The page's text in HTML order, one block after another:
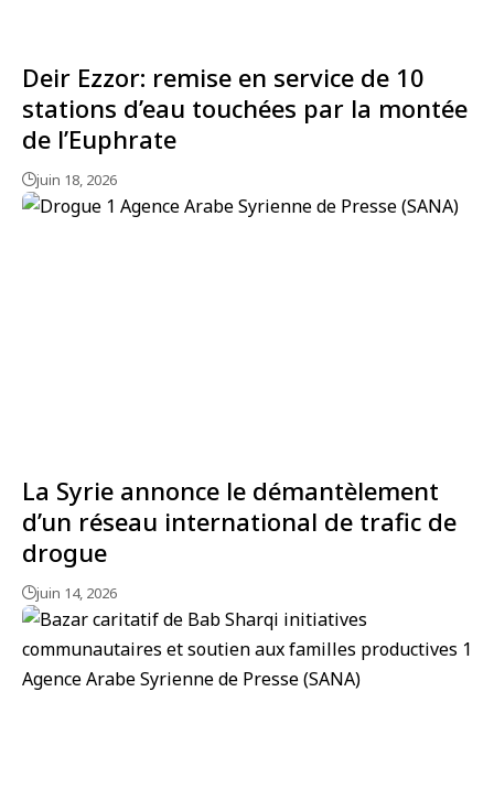
Deir Ezzor: remise en service de 10
stations d’eau touchées par la montée
de l’Euphrate
juin 18, 2026
La Syrie annonce le démantèlement
d’un réseau international de trafic de
drogue
juin 14, 2026